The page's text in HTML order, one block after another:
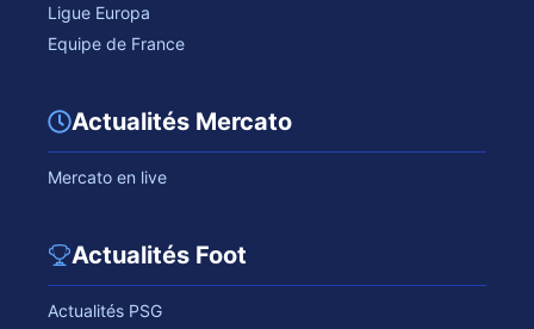
Ligue Europa
Equipe de France
Actualités Mercato
Mercato en live
Actualités Foot
Actualités PSG